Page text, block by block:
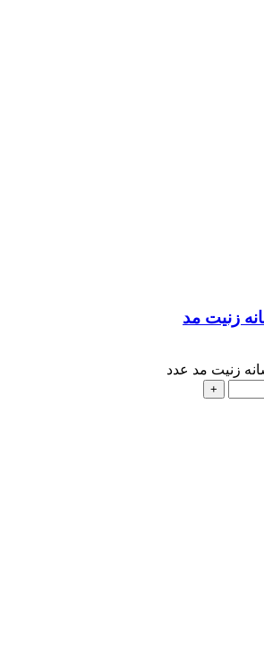
زنیت مد
زنیت مد عدد